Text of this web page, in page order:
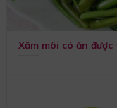
Xăm môi có ăn